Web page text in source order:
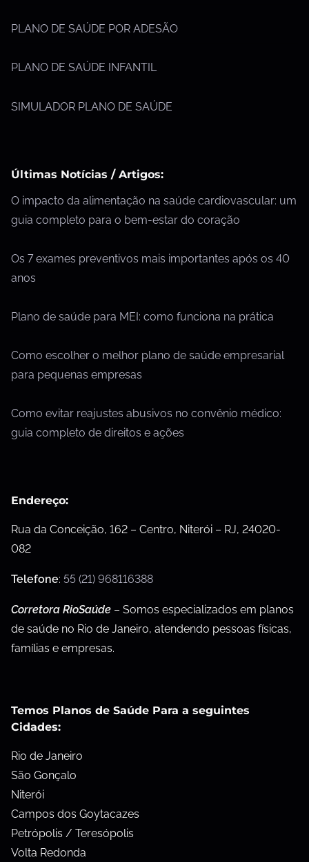
PLANO DE SAÚDE POR ADESÃO
PLANO DE SAÚDE INFANTIL
SIMULADOR PLANO DE SAÚDE
Últimas Notícias / Artigos:
O impacto da alimentação na saúde cardiovascular: um
guia completo para o bem-estar do coração
Os 7 exames preventivos mais importantes após os 40
anos
Plano de saúde para MEI: como funciona na prática
Como escolher o melhor plano de saúde empresarial
para pequenas empresas
Como evitar reajustes abusivos no convênio médico:
guia completo de direitos e ações
Endereço:
Rua da Conceição, 162 – Centro, Niterói – RJ, 24020-
082
Telefone: 55 (21) 968116388
Corretora RioSaúde – Somos especializados em planos
de saúde no Rio de Janeiro, atendendo pessoas físicas,
famílias e empresas.
Temos Planos de Saúde Para a seguintes
Cidades:
Rio de Janeiro
São Gonçalo
Niterói
Campos dos Goytacazes
Petrópolis / Teresópolis
Volta Redonda